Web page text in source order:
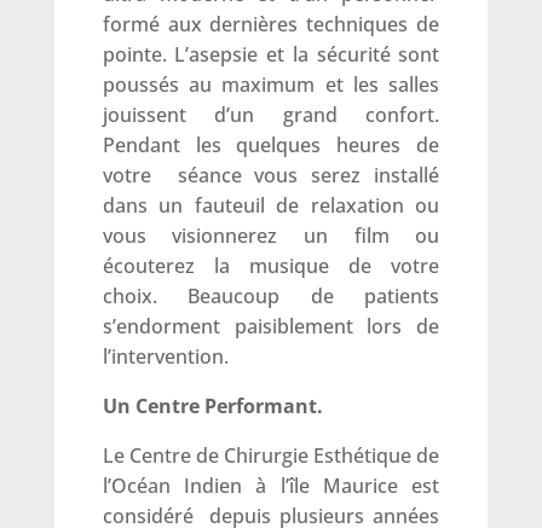
formé aux dernières techniques de
pointe. L’asepsie et la sécurité sont
poussés au maximum et les salles
jouissent d’un grand confort.
Pendant les quelques heures de
votre séance vous serez installé
dans un fauteuil de relaxation ou
vous visionnerez un film ou
écouterez la musique de votre
choix. Beaucoup de patients
s’endorment paisiblement lors de
l’intervention.
Un Centre Performant.
Le Centre de Chirurgie Esthétique de
l’Océan Indien à l’île Maurice est
considéré depuis plusieurs années